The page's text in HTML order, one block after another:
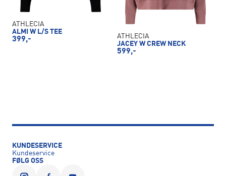
ATHLECIA
ALMI W L/S TEE
399,-
ATHLECIA
JACEY W CREW NECK
599,-
KUNDESERVICE
Kundeservice
FØLG OSS